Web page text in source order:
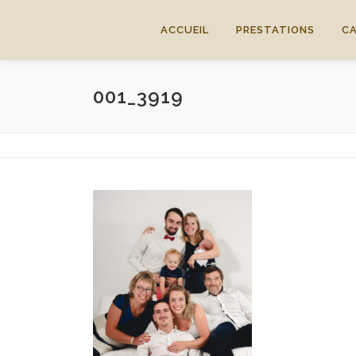
ACCUEIL PRESTATIONS
001_3919